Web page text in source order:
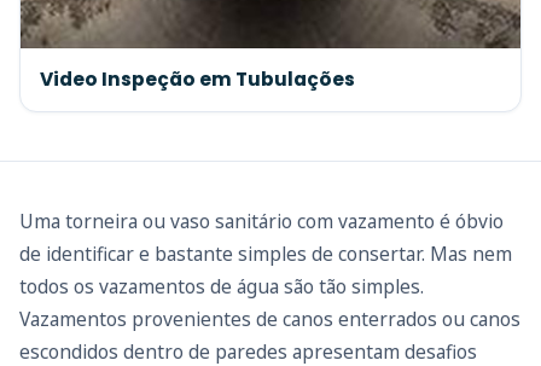
Video Inspeção em Tubulações
Uma torneira ou vaso sanitário com vazamento é óbvio
de identificar e bastante simples de consertar. Mas nem
todos os vazamentos de água são tão simples.
Vazamentos provenientes de canos enterrados ou canos
escondidos dentro de paredes apresentam desafios